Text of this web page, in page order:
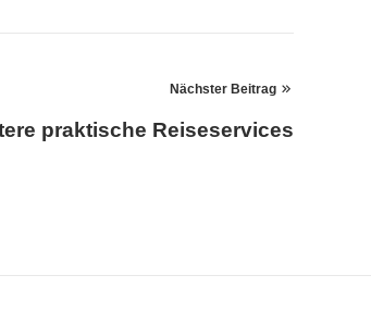
Nächster Beitrag
praktische Reiseservices